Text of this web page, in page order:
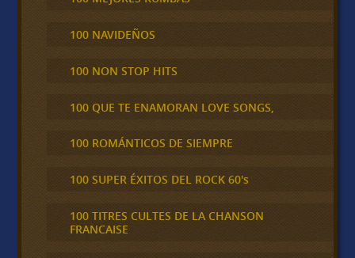
100 NAVIDEÑOS
100 NON STOP HITS
100 QUE TE ENAMORAN LOVE SONGS,
100 ROMÁNTICOS DE SIEMPRE
100 SUPER ÉXITOS DEL ROCK 60's
100 TITRES CULTES DE LA CHANSON
FRANCAISE